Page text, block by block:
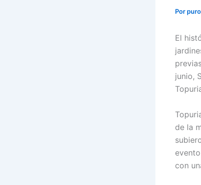
Por
El
junio,
de la
con